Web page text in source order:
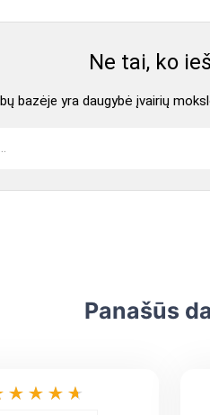
Ne tai, ko
bazėje yra daugybė įvairių
Panašūs